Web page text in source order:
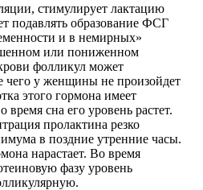
стимулирует лактацию
подавлять образование ФСГ
и в немирных»
или пониженном
фолликул может
чего у женщины не произойдет
этого гормона имеет
сна его уровень растет.
пролактина резко
в поздние утренние часы.
нарастает. Во время
фазу уровень